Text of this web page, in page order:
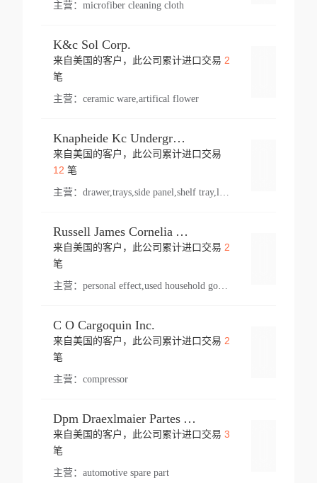
主营： microfiber cleaning cloth
K&c Sol Corp.
来自美国的客户，此公司累计进口交易 2
笔
主营： ceramic ware,artifical flower
Knapheide Kc Underground
来自美国的客户，此公司累计进口交易
12 笔
主营：
Russell James Cornelia Arlington Va
来自美国的客户，此公司累计进口交易 2
笔
主营： personal effect,used household goods
C O Cargoquin Inc.
来自美国的客户，此公司累计进口交易 2
笔
主营： compressor
Dpm Draexlmaier Partes Automotrices Corr Ind Huejotzingo
来自美国的客户，此公司累计进口交易 3
笔
主营： automotive spare part